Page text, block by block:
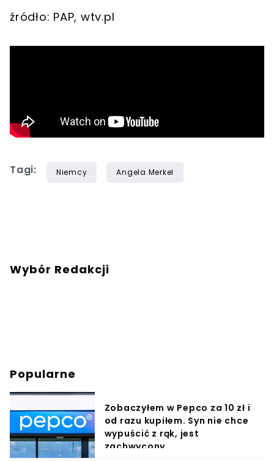
źródło: PAP, wtv.pl
Tagi: Niemcy Angela Merkel
Wybór Redakcji
Popularne
Zobaczyłem w Pepco za 10 zł i
od razu kupiłem. Syn nie chce
wypuścić z rąk, jest
zachwycony